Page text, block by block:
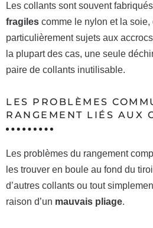
Les collants sont souvent
fragiles comme le nylon et la soie,
particulièrement sujets aux
la plupart des cas, une seule
paire de collants inutilisable.
LES PROBLÈMES
RANGEMENT LIÉS AUX
Les problèmes du rangement
les trouver en boule au fond du
d’autres collants ou tout
raison d’un mauvais pliage.